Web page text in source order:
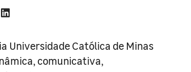
Universidade Católica de Minas
comunicativa,